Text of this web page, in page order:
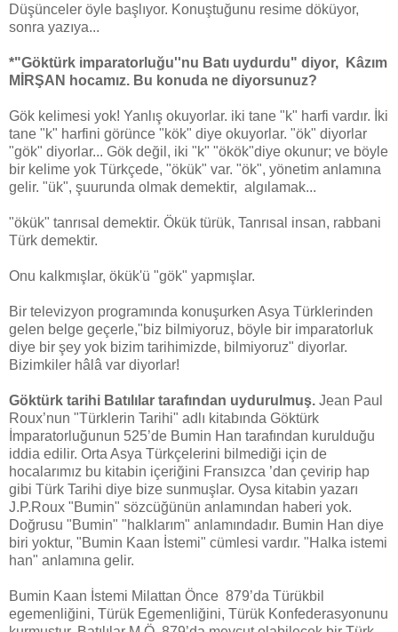
Düşünceler öyle başlıyor. Konuştuğunu resime döküyor,
sonra yazıya...
*"Göktürk imparatorluğu''nu Batı uydurdu" diyor, Kâzım
MİRŞAN hocamız. Bu konuda ne diyorsunuz?
Gök kelimesi yok! Yanlış okuyorlar. iki tane "k" harfi vardır. İki
tane "k" harfini görünce "kök" diye okuyorlar. "ök" diyorlar
"gök" diyorlar... Gök değil, iki "k" "ökök"diye okunur; ve böyle
bir kelime yok Türkçede, "ökük" var. "ök", yönetim anlamına
gelir. "ük", şuurunda olmak demektir, algılamak...
"ökük" tanrısal demektir. Ökük türük, Tanrısal insan, rabbani
Türk demektir.
Onu kalkmışlar, ökük'ü "gök" yapmışlar.
Bir televizyon programında konuşurken Asya Türklerinden
gelen belge geçerle,"biz bilmiyoruz, böyle bir imparatorluk
diye bir şey yok bizim tarihimizde, bilmiyoruz" diyorlar.
Bizimkiler hâlâ var diyorlar!
Göktürk tarihi Batılılar tarafından uydurulmuş. Jean Paul
Roux’nun "Türklerin Tarihi" adlı kitabında Göktürk
İmparatorluğunun 525’de Bumin Han tarafından kurulduğu
iddia edilir. Orta Asya Türkçelerini bilmediği için de
hocalarımız bu kitabin içeriğini Fransızca ’dan çevirip hap
gibi Türk Tarihi diye bize sunmuşlar. Oysa kitabin yazarı
J.P.Roux "Bumin" sözcüğünün anlamından haberi yok.
Doğrusu "Bumin" "halklarım" anlamındadır. Bumin Han diye
biri yoktur, "Bumin Kaan İstemi" cümlesi vardır. "Halka istemi
han" anlamına gelir.
Bumin Kaan İstemi Milattan Önce 879’da Türükbil
egemenliğini, Türük Egemenliğini, Türük Konfederasyonunu